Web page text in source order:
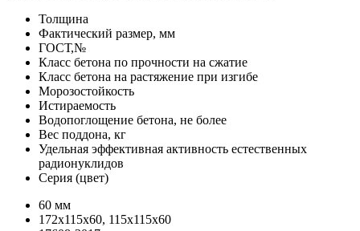
Толщина
Фактический размер, мм
ГОСТ,№
Класс бетона по прочности на сжатие
Класс бетона на растяжение при изгибе
Морозостойкость
Истираемость
Водопоглощение бетона, не более
Вес поддона, кг
Удельная эффективная активность естественных
радионуклидов
Серия (цвет)
60 мм
172х115х60, 115х115х60